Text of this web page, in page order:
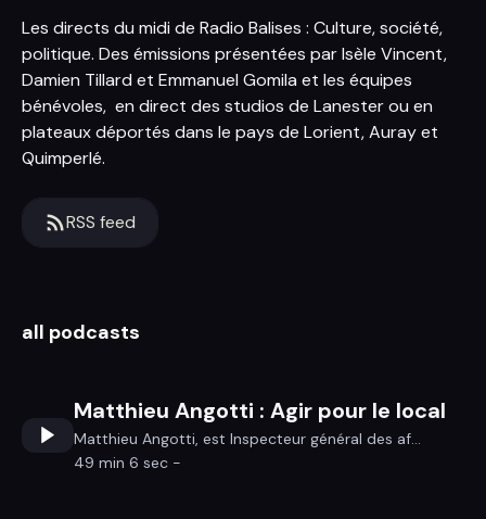
Les directs du midi de Radio Balises : Culture, société,
politique. Des émissions présentées par Isèle Vincent,
Damien Tillard et Emmanuel Gomila et les équipes
bénévoles, en direct des studios de Lanester ou en
plateaux déportés dans le pays de Lorient, Auray et
Quimperlé.
RSS feed
all podcasts
Matthieu Angotti : Agir pour le local
Matthieu Angotti, est Inspecteur général des af...
49 min 6 sec -